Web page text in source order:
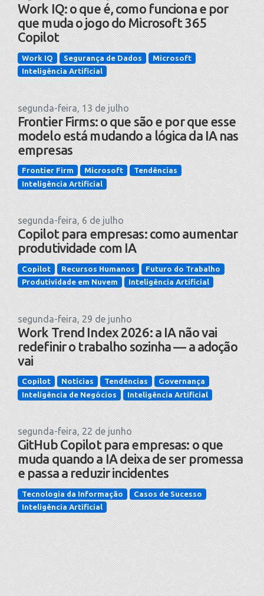
Work IQ: o que é, como funciona e por
que muda o jogo do Microsoft 365
Copilot
Work IQ Segurança de Dados
Microsoft
Inteligência Artificial
segunda-feira, 13 de julho
Frontier Firms: o que são e por que esse
modelo está mudando a lógica da IA nas
empresas
Frontier Firm Microsoft
Tendências
Inteligência Artificial
segunda-feira, 6 de julho
Copilot para empresas: como aumentar
produtividade com IA
Copilot Recursos Humanos
Futuro do Trabalho
Produtividade em Nuvem
Inteligência Artificial
segunda-feira, 29 de junho
Work Trend Index 2026: a IA não vai
redefinir o trabalho sozinha — a adoção
vai
Copilot Notícias Tendências
Governança
Inteligência de Negócios
Inteligência Artificial
segunda-feira, 22 de junho
GitHub Copilot para empresas: o que
muda quando a IA deixa de ser promessa
e passa a reduzir incidentes
Tecnologia da Informação
Casos de Sucesso
Inteligência Artificial